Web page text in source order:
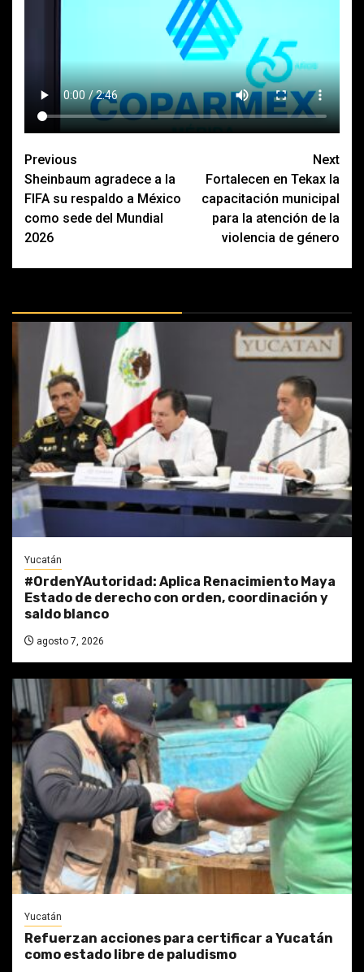
Post
navigation
Previous
Sheinbaum agradece a la
FIFA su respaldo a México
como sede del Mundial
2026
Next
Fortalecen en Tekax la
capacitación municipal
para la atención de la
violencia de género
Yucatán
#OrdenYAutoridad: Aplica Renacimiento Maya
Estado de derecho con orden, coordinación y
saldo blanco
agosto 7, 2026
Yucatán
Refuerzan acciones para certificar a Yucatán
como estado libre de paludismo